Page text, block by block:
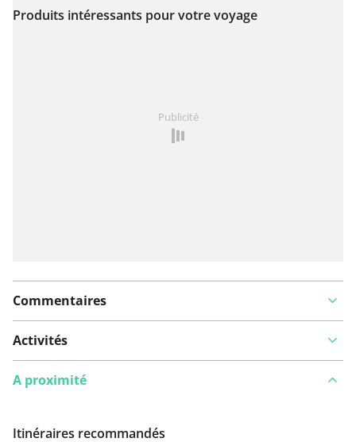
Voir sur la carte
Produits intéressants pour votre voyage
Publicité
Commentaires
Activités
A proximité
Itinéraires recommandés